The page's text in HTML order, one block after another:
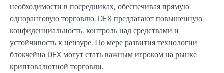
необходимости в посредниках, обеспечивая прямую
одноранговую торговлю. DEX предлагают повышенную
конфиденциальность, контроль над средствами и
устойчивость к цензуре. По мере развития технологии
блокчейна DEX могут стать важным игроком на рынке
криптовалютной торговли.